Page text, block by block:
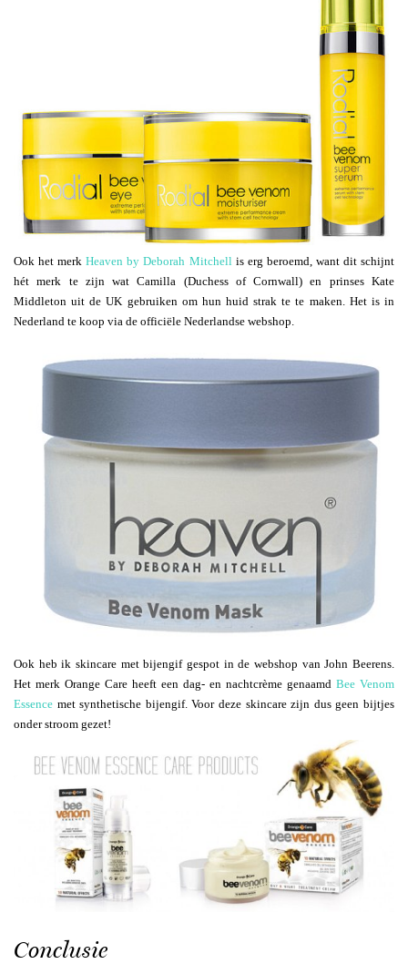
Ook het merkHeaven by Deborah Mitchell is erg beroemd, want dit schijnt
hét merk te zijn wat Camilla (Duchess of Cornwall) en prinses Kate
Middleton uit de UK gebruiken om hun huid strak te te maken. Het is in
Nederland te koop via de officiële Nederlandse webshop.
Ook heb ik skincare met bijengif gespot in de webshop van John Beerens.
Het merk Orange Care heeft een dag- en nachtcrème genaamd Bee Venom
Essence met synthetische bijengif. Voor deze skincare zijn dus geen bijtjes
onder stroom gezet!
Conclusie